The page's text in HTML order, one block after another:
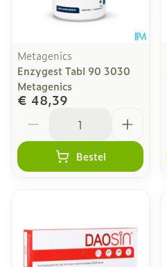
Metagenics
Enzygest Tabl 90 3030
Metagenics
€ 48,39
Bestel